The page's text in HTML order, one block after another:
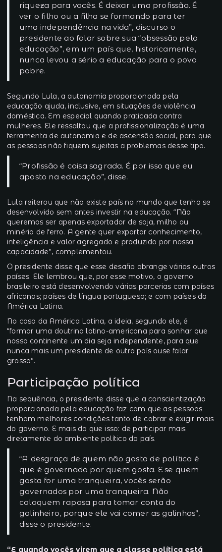
riqueza para vocês. É deixar uma profissão. É
ver o filho ou a filha se formando para ter
uma independência na vida”, discurso o
presidente ao falar sobre sua “obsessão pela
educação”, em um país que, historicamente,
nunca levou a sério a educação para o povo
pobre.
Segundo Lula, a autonomia proporcionada pela
educação ajuda, inclusive, em situações de violência
doméstica. Em especial quando praticada contra
mulheres. Ele ressaltou que a profissionalização é uma
ferramenta de autonomia e de ascensão social, para que
as pessoas não fiquem sujeitas a problemas desse tipo.
“Profissão é coisa sagrada. É por isso que eu
aposto na educação”, disse.
Lula reiterou que não existe país no mundo que tenha se
desenvolvido sem antes investir na educação. “Não
queremos ser apenas exportador de soja, milho ou
minério de ferro. A gente quer exportar conhecimento,
inteligência e valor agregado e produzido por nossa
capacidade”, complementou.
O presidente disse que esse desafio abrange vários outros
países. Ele lembrou que, por esse motivo, o governo
brasileiro está desenvolvendo várias parcerias com países
africanos; países de língua portuguesa; e com países da
América Latina.
No caso da América Latina, a ideia, segundo ele, é
“formar uma doutrina latino-americana para sonhar que
nosso continente um dia seja independente, para que
nunca mais um presidente de outro país ouse falar
grosso”.
Participação política
Na sequência, o presidente disse que a conscientização
proporcionada pela educação faz com que as pessoas
tenham melhores condições tanto de cobrar e exigir mais
do governo. E mais do que isso: de participar mais
diretamente do ambiente político do país.
“A desgraça de quem não gosta de política é
que é governado por quem gosta. E se quem
gosta for uma tranqueira, vocês serão
governados por uma tranqueira. Não
coloquem raposa para tomar conta do
galinheiro, porque ele vai comer as galinhas”,
disse o presidente.
“E quando vocês virem que a classe política está